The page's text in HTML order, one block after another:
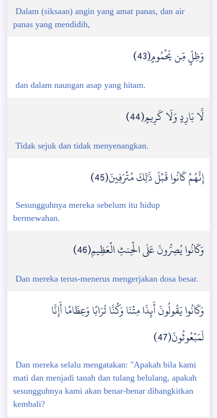
Dalam (siksaan) angin yang amat panas, dan air
panas yang mendidih,
وَظِلٍّ مِّن يَحْمُومٍ(43)
dan dalam naungan asap yang hitam.
لَّا بَارِدٍ وَلَا كَرِيمٍ(44)
Tidak sejuk dan tidak menyenangkan.
إِنَّهُمْ كَانُوا قَبْلَ ذَٰلِكَ مُتْرَفِينَ(45)
Sesungguhnya mereka sebelum itu hidup
bermewahan.
وَكَانُوا يُصِرُّونَ عَلَى الْحِنثِ الْعَظِيمِ(46)
Dan mereka terus-menerus mengerjakan dosa besar.
وَكَانُوا يَقُولُونَ أَئِذَا مِتْنَا وَكُنَّا تُرَابًا وَعِظَامًا أَإِنَّا
لَمَبْعُوثُونَ(47)
Dan mereka selalu mengatakan: "Apakah bila kami
mati dan menjadi tanah dan tulang belulang, apakah
sesungguhnya kami akan benar-benar dibangkitkan
kembali?